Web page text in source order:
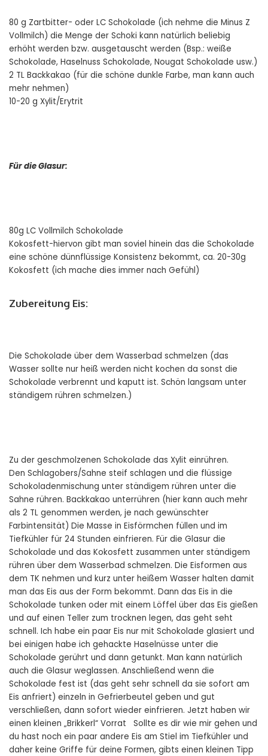
80 g Zartbitter- oder LC Schokolade (ich nehme die Minus Z
Vollmilch) die Menge der Schoki kann natürlich beliebig
erhöht werden bzw. ausgetauscht werden (Bsp.: weiße
Schokolade, Haselnuss Schokolade, Nougat Schokolade usw.)
2 TL Backkakao (für die schöne dunkle Farbe, man kann auch
mehr nehmen)
10-20 g Xylit/Erytrit
Für die Glasur:
80g LC Vollmilch Schokolade
Kokosfett-hiervon gibt man soviel hinein das die Schokolade
eine schöne dünnflüssige Konsistenz bekommt, ca. 20-30g
Kokosfett (ich mache dies immer nach Gefühl)
Zubereitung Eis:
Die Schokolade über dem Wasserbad schmelzen (das
Wasser sollte nur heiß werden nicht kochen da sonst die
Schokolade verbrennt und kaputt ist. Schön langsam unter
ständigem rühren schmelzen.)
Zu der geschmolzenen Schokolade das Xylit einrühren.
Den Schlagobers/Sahne steif schlagen und die flüssige
Schokoladenmischung unter ständigem rühren unter die
Sahne rühren. Backkakao unterrühren (hier kann auch mehr
als 2 TL genommen werden, je nach gewünschter
Farbintensität) Die Masse in Eisförmchen füllen und im
Tiefkühler für 24 Stunden einfrieren. Für die Glasur die
Schokolade und das Kokosfett zusammen unter ständigem
rühren über dem Wasserbad schmelzen. Die Eisformen aus
dem TK nehmen und kurz unter heißem Wasser halten damit
man das Eis aus der Form bekommt. Dann das Eis in die
Schokolade tunken oder mit einem Löffel über das Eis gießen
und auf einen Teller zum trocknen legen, das geht seht
schnell. Ich habe ein paar Eis nur mit Schokolade glasiert und
bei einigen habe ich gehackte Haselnüsse unter die
Schokolade gerührt und dann getunkt. Man kann natürlich
auch die Glasur weglassen. Anschließend wenn die
Schokolade fest ist (das geht sehr schnell da sie sofort am
Eis anfriert) einzeln in Gefrierbeutel geben und gut
verschließen, dann sofort wieder einfrieren. Jetzt haben wir
einen kleinen „Brikkerl“ Vorrat Sollte es dir wie mir gehen und
du hast noch ein paar andere Eis am Stiel im Tiefkühler und
daher keine Griffe für deine Formen, gibts einen kleinen Tipp